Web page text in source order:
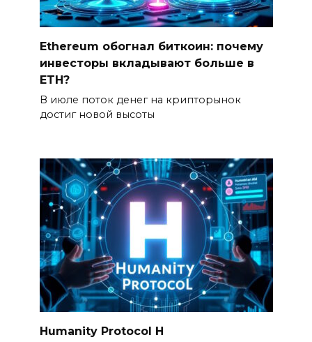
Ethereum обогнал биткоин: почему
инвесторы вкладывают больше в
ETH?
В июле поток денег на крипторынок
достиг новой высоты
Humanity Protocol H